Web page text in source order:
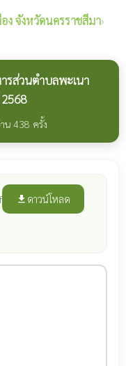
อง จังหวัดนครราชสีมา›
รส่วนตำบลพะเนา
น 438 ครั้ง
file_download ดาวน์โหลด